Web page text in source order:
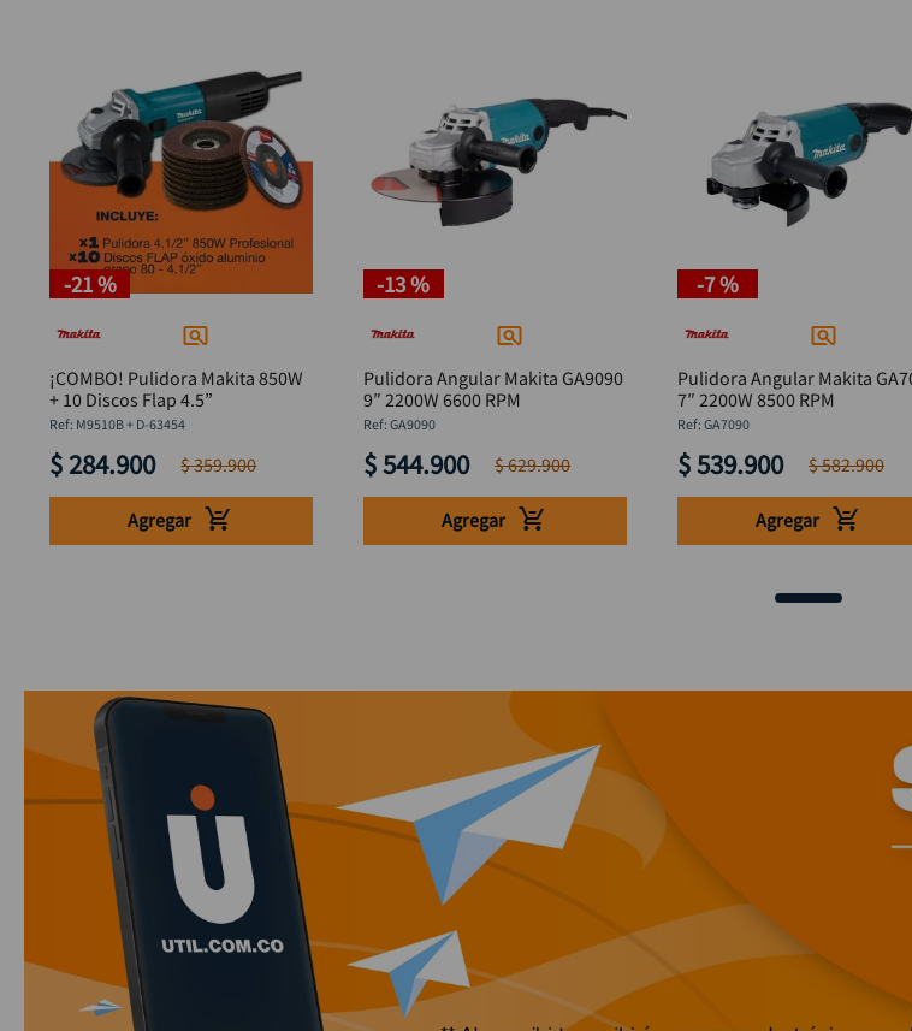
-21 %
¡COMBO! Pulidora Makita 850W
+ 10 Discos Flap 4.5”
: M9510B + D-63454
$ 284.900 $359.900
Agregar
-13 %
Pulidora Angular Makita GA9090
9″ 2200W 6600 RPM
: GA9090
$544.900 $629.900
Agregar
-7 %
Pulidora Angular Makita
7″ 2200W 8500 RPM
: GA7090
$539.900 $582.900
Agregar